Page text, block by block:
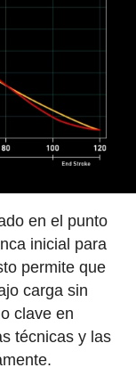
en el punto
inicial para
permite que
carga sin
clave en
técnicas y las